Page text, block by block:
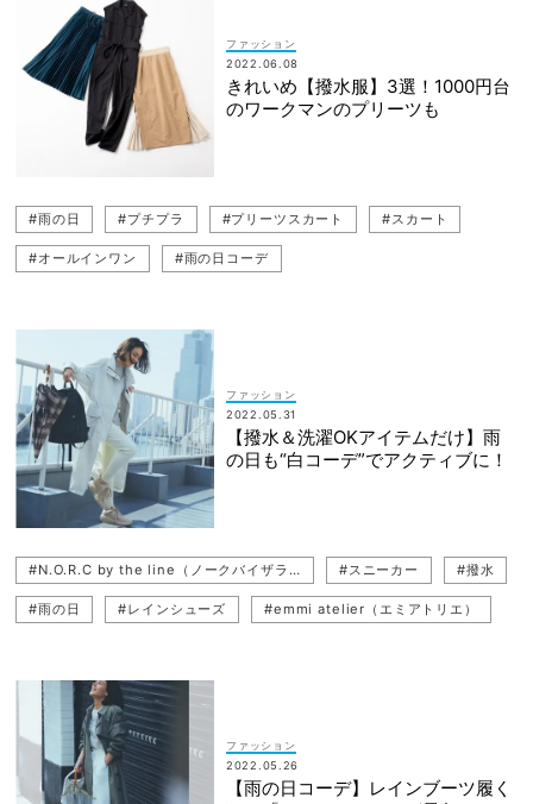
ファッション
2022.06.08
きれいめ【撥水服】3選！1000円台
のワークマンのプリーツも
#雨の日 #プチプラ #プリーツスカート #スカート
#オールインワン #雨の日コーデ
ファッション
2022.05.31
【撥水＆洗濯OKアイテムだけ】雨
の日も“白コーデ”でアクティブに！
#N.O.R.C by the line（ノークバイザライン） #スニーカー #撥水
#雨の日 #レインシューズ #emmi atelier（エミアトリエ）
#ニットパンツ #MACKINTOSH（マッキントッシュ）
ファッション
2022.05.26
【雨の日コーデ】レインブーツ履く